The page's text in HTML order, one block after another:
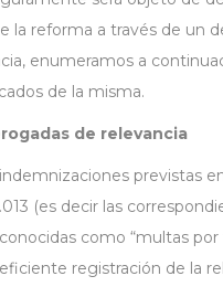
la reforma a través de un
enumeramos a
de la misma.
de relevancia
previstas
(es decir las
como “multas por
registración de la